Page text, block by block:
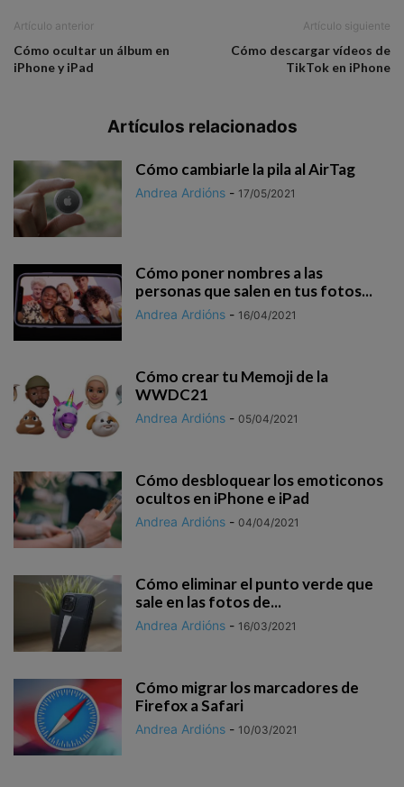
Artículo anterior
Cómo ocultar un álbum en
iPhone y iPad
Artículo siguiente
Cómo descargar vídeos de
TikTok en iPhone
Artículos relacionados
Cómo cambiarle la pila al AirTag
Andrea Ardións - 17/05/2021
Cómo poner nombres a las
personas que salen en tus fotos...
Andrea Ardións - 16/04/2021
Cómo crear tu Memoji de la
WWDC21
Andrea Ardións - 05/04/2021
Cómo desbloquear los emoticonos
ocultos en iPhone e iPad
Andrea Ardións - 04/04/2021
Cómo eliminar el punto verde que
sale en las fotos de...
Andrea Ardións - 16/03/2021
Cómo migrar los marcadores de
Firefox a Safari
Andrea Ardións - 10/03/2021